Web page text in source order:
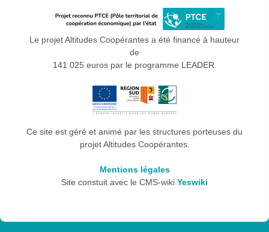
Le projet Altitudes Coopérantes a été financé à hauteur
de
141 025 euros par le programme LEADER.
Ce site est géré et animé par les structures porteuses du
projet Altitudes Coopérantes.
Mentions légales
Site constuit avec le CMS-wiki Yeswiki